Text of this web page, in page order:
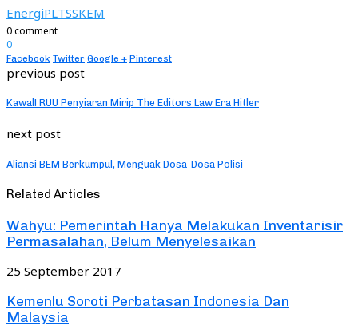
EnergiPLTSSKEM
0 comment
0
Facebook Twitter Google + Pinterest
previous post
Kawal! RUU Penyiaran Mirip The Editors Law Era Hitler
next post
Aliansi BEM Berkumpul, Menguak Dosa-Dosa Polisi
Related Articles
Wahyu: Pemerintah Hanya Melakukan Inventarisir
Permasalahan, Belum Menyelesaikan
25 September 2017
Kemenlu Soroti Perbatasan Indonesia Dan
Malaysia